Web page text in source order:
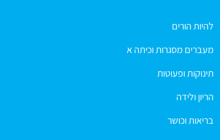
להיות הורים
מעברים מסגרות וכיתה א
תינוקות ופעוטות
הריון ולידה
בריאות וכושר